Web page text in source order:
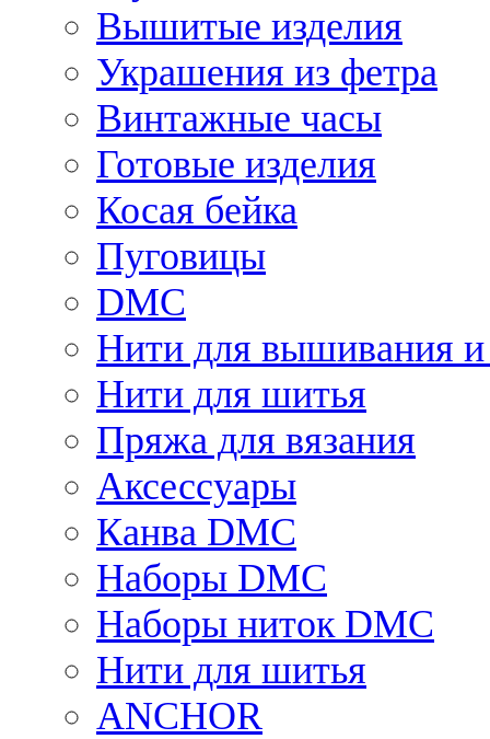
Вышитые изделия
Украшения из фетра
Винтажные часы
Готовые изделия
Косая бейка
Пуговицы
DMC
Нити для вышивания и
Нити для шитья
Пряжа для вязания
Аксессуары
Канва DMC
Наборы DMC
Наборы ниток DMC
Нити для шитья
ANCHOR